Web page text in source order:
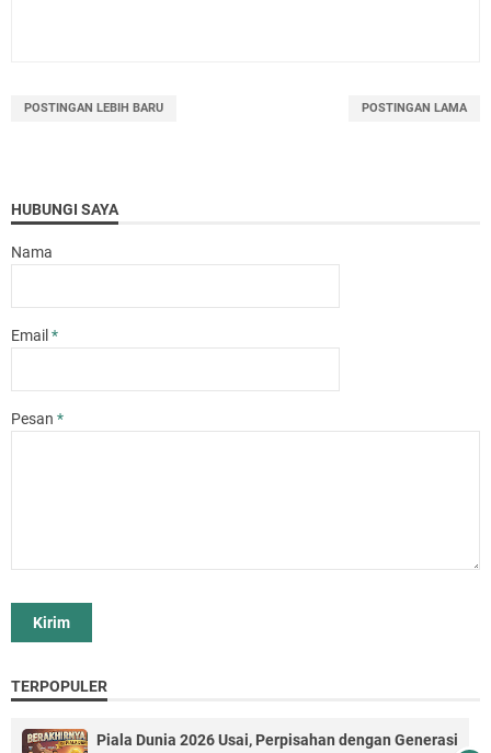
POSTINGAN LEBIH BARU POSTINGAN LAMA
HUBUNGI SAYA
Nama
Email *
Pesan *
TERPOPULER
Piala Dunia 2026 Usai, Perpisahan dengan Generasi